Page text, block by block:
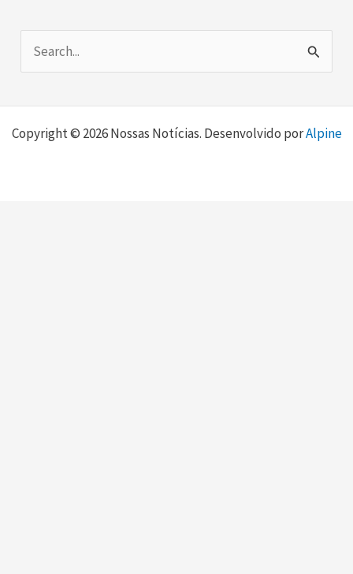
s
q
Copyright © 2026 Nossas Notícias. Desenvolvido porAlpine